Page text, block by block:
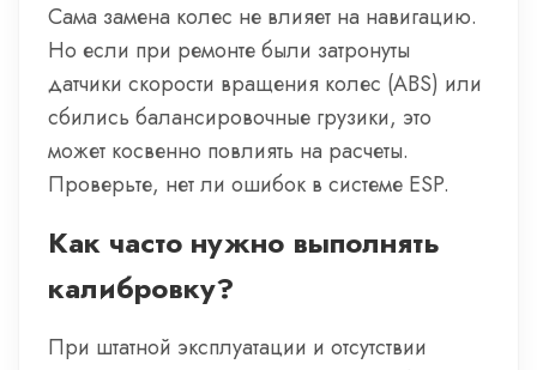
Сама замена колес не влияет на навигацию.
Но если при ремонте были затронуты
датчики скорости вращения колес (ABS) или
сбились балансировочные грузики, это
может косвенно повлиять на расчеты.
Проверьте, нет ли ошибок в системе ESP.
Как часто нужно выполнять
калибровку?
При штатной эксплуатации и отсутствии